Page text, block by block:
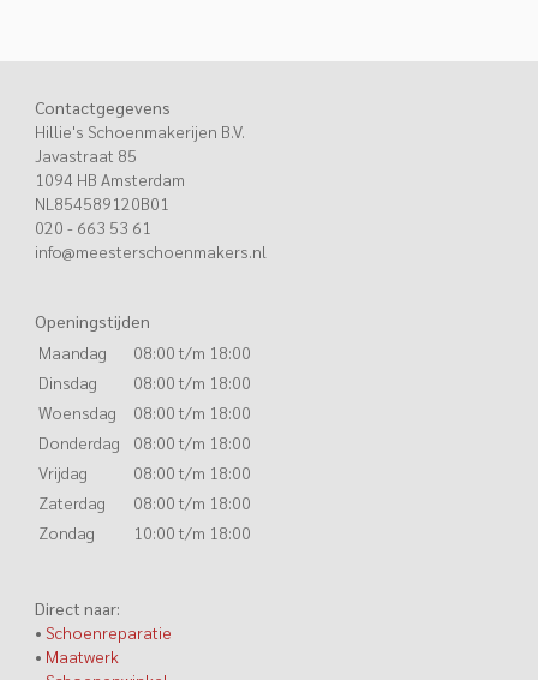
Contactgegevens
Hillie's Schoenmakerijen B.V.
Javastraat 85
1094 HB Amsterdam
NL854589120B01
020 - 663 53 61
info@meesterschoenmakers.nl
Openingstijden
Maandag
08:00 t/m 18:00
Dinsdag
08:00 t/m 18:00
Woensdag
08:00 t/m 18:00
Donderdag
08:00 t/m 18:00
Vrijdag
08:00 t/m 18:00
Zaterdag
08:00 t/m 18:00
Zondag
10:00 t/m 18:00
Direct naar:
• Schoenreparatie
• Maatwerk